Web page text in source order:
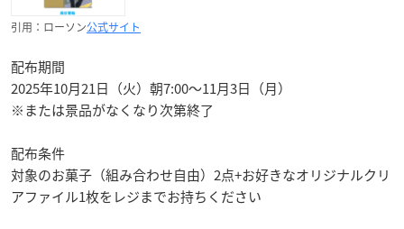
引用：ローソン公式サイト
配布期間
2025年10月21日（火）朝7:00～11月3日（月）
※または景品がなくなり次第終了
配布条件
対象のお菓子（組み合わせ自由）2点+お好きなオリジナルクリ
アファイル1枚をレジまでお持ちください